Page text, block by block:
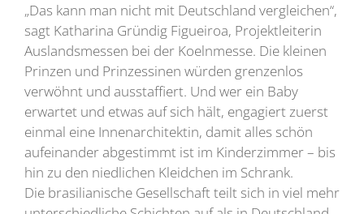
„Das kann man nicht mit Deutschland vergleichen“,
sagt Katharina Gründig Figueiroa, Projektleiterin
Auslandsmessen bei der Koelnmesse. Die kleinen
Prinzen und Prinzessinen würden grenzenlos
verwöhnt und ausstaffiert. Und wer ein Baby
erwartet und etwas auf sich hält, engagiert zuerst
einmal eine Innenarchitektin, damit alles schön
aufeinander abgestimmt ist im Kinderzimmer – bis
hin zu den niedlichen Kleidchen im Schrank.
Die brasilianische Gesellschaft teilt sich in viel mehr